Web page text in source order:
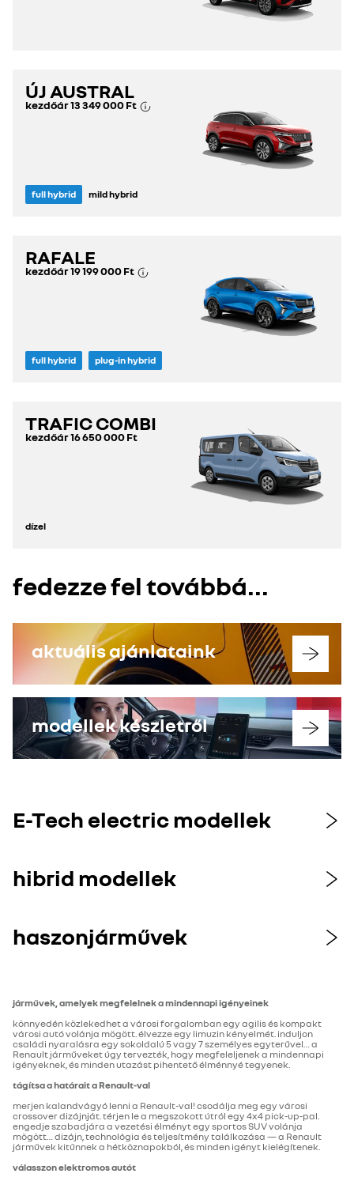
ÚJ AUSTRAL
kezdőár13 349 000 Ft
full hybrid mild hybrid
RAFALE
kezdőár19 199 000 Ft
full hybrid plug-in hybrid
TRAFIC COMBI
kezdőár16 650 000 Ft
dízel
fedezze fel továbbá...
aktuális ajánlataink
modellek készletről
E-Tech electric modellek
hibrid modellek
haszonjárművek
járművek, amelyek megfelelnek a mindennapi igényeinek
könnyedén közlekedhet a városi forgalomban egy agilis és kompakt
városi autó volánja mögött. élvezze egy limuzin kényelmét. induljon
családi nyaralásra egy sokoldalú 5 vagy 7 személyes egyterűvel… a
Renault járműveket úgy tervezték, hogy megfeleljenek a mindennapi
igényeknek, és minden utazást pihentető élménnyé tegyenek.
tágítsa a határait a Renault-val
merjen kalandvágyó lenni a Renault-val! csodálja meg egy városi
crossover dizájnját. térjen le a megszokott útról egy 4x4 pick-up-pal.
engedje szabadjára a vezetési élményt egy sportos SUV volánja
mögött… dizájn, technológia és teljesítmény találkozása — a Renault
járművek kitűnnek a hétköznapokból, és minden igényt kielégítenek.
válasszon elektromos autót